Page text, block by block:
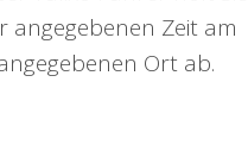
angegebenen Zeit am
Ort ab.